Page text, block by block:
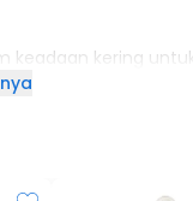
keadaan kering